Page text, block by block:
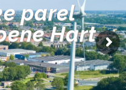
parel
Hart